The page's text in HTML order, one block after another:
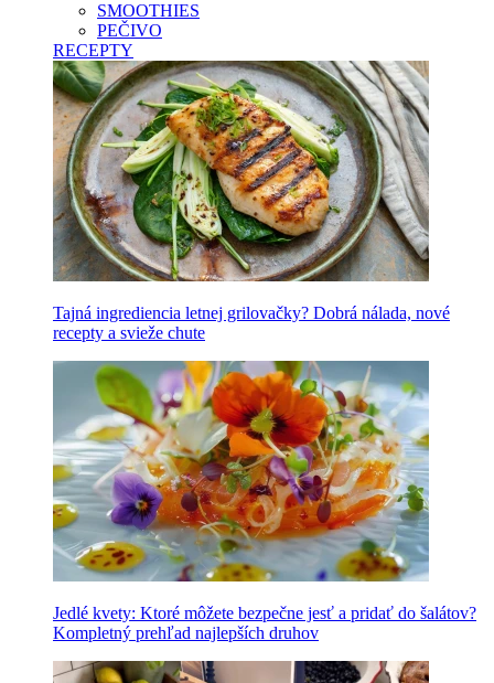
SMOOTHIES
PEČIVO
RECEPTY
Tajná ingrediencia letnej grilovačky? Dobrá nálada, nové
recepty a svieže chute
Jedlé kvety: Ktoré môžete bezpečne jesť a pridať do šalátov?
Kompletný prehľad najlepších druhov